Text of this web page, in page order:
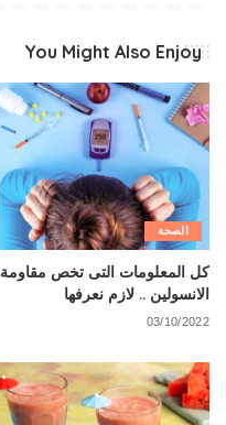
You Might Also Enjoy
الصحة
كل المعلومات التى تخص مقاومة
الانسولين .. لازم نعرفها
03/10/2022